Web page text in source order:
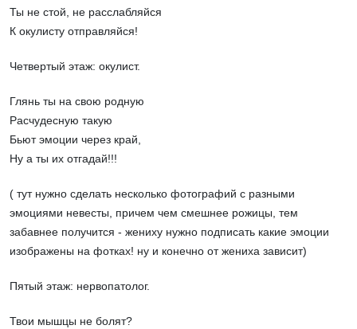
Ты не стой, не расслабляйся
К окулисту отправляйся!
Четвертый этаж: окулист.
Глянь ты на свою родную
Расчудесную такую
Бьют эмоции через край,
Ну а ты их отгадай!!!
( тут нужно сделать несколько фотографий с разными
эмоциями невесты, причем чем смешнее рожицы, тем
забавнее получится - жениху нужно подписать какие эмоции
изображены на фотках! ну и конечно от жениха зависит)
Пятый этаж: нервопатолог.
Твои мышцы не болят?